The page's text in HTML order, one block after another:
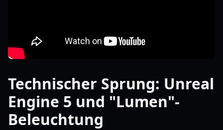
Technischer Sprung: Unreal
Engine 5 und "Lumen"-
Beleuchtung